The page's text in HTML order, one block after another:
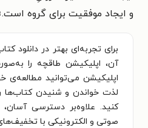
و ایجاد موفقیت برای گروه
برای تجربه‌ای بهتر در دانلود
آن، اپلیکیشن طاقچه را
اپلیکیشن می‌توانید
لذت خواندن و شنیدن کتاب‌ها
کنید. علاوه‌بر دسترسی آسان،
صوتی و الکترونیکی با